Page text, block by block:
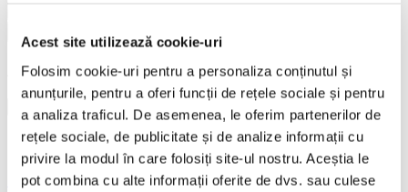
Acest site utilizează cookie-uri
Folosim cookie-uri pentru a personaliza conținutul și
anunțurile, pentru a oferi funcții de rețele sociale și pentru
a analiza traficul. De asemenea, le oferim partenerilor de
rețele sociale, de publicitate și de analize informații cu
privire la modul în care folosiți site-ul nostru. Aceștia le
pot combina cu alte informații oferite de dvs. sau culese
Vezi mai puțin
Aplică filtre
Categorii
Toate categoriile